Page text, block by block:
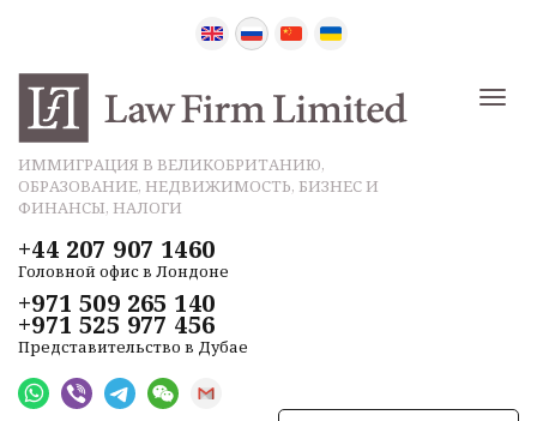
ИММИГРАЦИЯ В ВЕЛИКОБРИТАНИЮ,
ОБРАЗОВАНИЕ, НЕДВИЖИМОСТЬ, БИЗНЕС И
ФИНАНСЫ, НАЛОГИ
+44 207 907 1460
Головной офис в Лондоне
+971 509 265 140
+971 525 977 456
Представительство в Дубае